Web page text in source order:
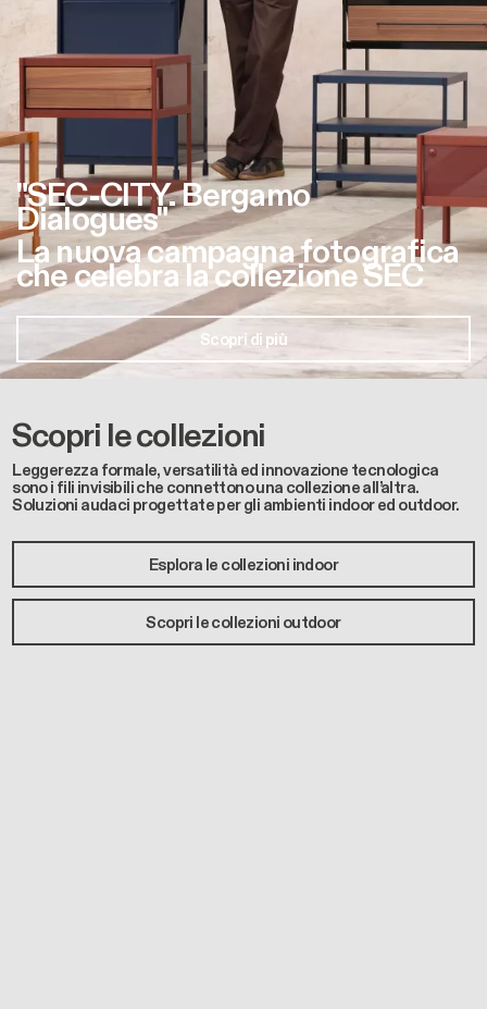
"SEC-CITY. Bergamo
Dialogues"
La nuova campagna fotografica
che celebra la collezione SEC
Scopri di più
Scopri le collezioni
Leggerezza formale, versatilità ed innovazione tecnologica
sono i fili invisibili che connettono una collezione all’altra.
Soluzioni audaci progettate per gli ambienti indoor ed outdoor.
Esplora le collezioni indoor
Scopri le collezioni outdoor